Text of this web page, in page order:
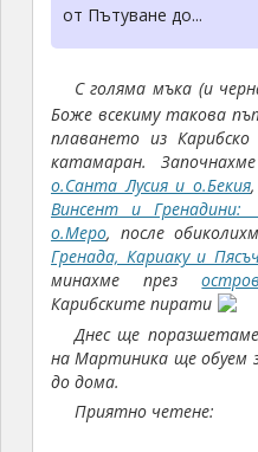
от Пътуване до...
С голяма мъка (и
Боже всекиму такова
плаването из
катамаран.
о.Санта Лусия и о.Бекия
Винсент и
о.Меро, после
Гренада, Кариаку и
минахме през
Карибските пирати
Днес ще
на Мартиника ще обуем
до дома.
Приятно четене: